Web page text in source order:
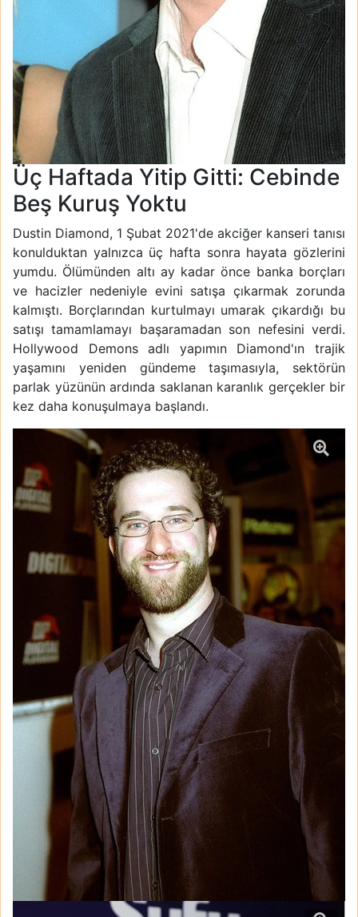
Üç Haftada Yitip Gitti: Cebinde
Beş Kuruş Yoktu
Dustin Diamond, 1 Şubat 2021'de akciğer kanseri tanısı
konulduktan yalnızca üç hafta sonra hayata gözlerini
yumdu. Ölümünden altı ay kadar önce banka borçları
ve hacizler nedeniyle evini satışa çıkarmak zorunda
kalmıştı. Borçlarından kurtulmayı umarak çıkardığı bu
satışı tamamlamayı başaramadan son nefesini verdi.
Hollywood Demons adlı yapımın Diamond'ın trajik
yaşamını yeniden gündeme taşımasıyla, sektörün
parlak yüzünün ardında saklanan karanlık gerçekler bir
kez daha konuşulmaya başlandı.